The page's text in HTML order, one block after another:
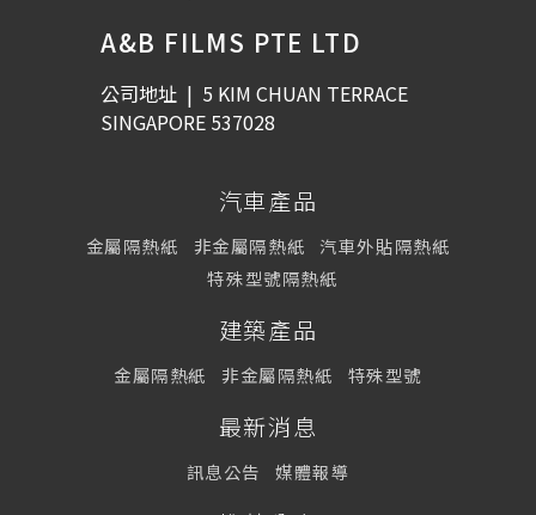
A&B FILMS PTE LTD
公司地址 | 5 KIM CHUAN TERRACE
SINGAPORE 537028
汽車產品
金屬隔熱紙 非金屬隔熱紙
汽車外貼隔熱紙
特殊型號隔熱紙
建築產品
金屬隔熱紙 非金屬隔熱紙 特殊型號
最新消息
訊息公告 媒體報導